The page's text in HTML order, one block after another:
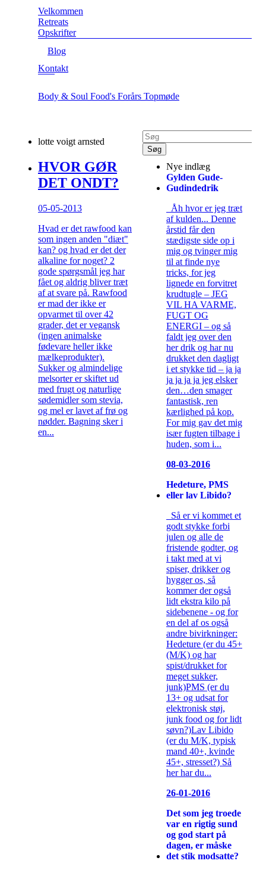
Velkommen
Retreats
Opskrifter
Blog
Kontakt
Body & Soul Food's Forårs Topmøde
lotte voigt arnsted
HVOR GØR
DET ONDT?
05-05-2013
Hvad er det rawfood kan
som ingen anden "diæt"
kan? og hvad er det der
alkaline for noget? 2
gode spørgsmål jeg har
fået og aldrig bliver træt
af at svare på. Rawfood
er mad der ikke er
opvarmet til over 42
grader, det er vegansk
(ingen animalske
fødevare heller ikke
mælkeprodukter).
Sukker og almindelige
melsorter er skiftet ud
med frugt og naturlige
sødemidler som stevia,
og mel er lavet af frø og
nødder. Bagning sker i
en...
Nye indlæg
Gylden Gude-
Gudindedrik
Åh hvor er jeg træt
af kulden... Denne
årstid får den
stædigste side op i
mig og tvinger mig
til at finde nye
tricks, for jeg
lignede en forvitret
krudtugle – JEG
VIL HA VARME,
FUGT OG
ENERGI – og så
faldt jeg over den
her drik og har nu
drukket den dagligt
i et stykke tid – ja ja
ja ja ja ja jeg elsker
den…den smager
fantastisk, ren
kærlighed på kop.
For mig gav det mig
især fugten tilbage i
huden, som i...
08-03-2016
Hedeture, PMS
eller lav Libido?
Så er vi kommet et
godt stykke forbi
julen og alle de
fristende godter, og
i takt med at vi
spiser, drikker og
hygger os, så
kommer der også
lidt ekstra kilo på
sidebenene - og for
en del af os også
andre bivirkninger:
Hedeture (er du 45+
(M/K) og har
spist/drukket for
meget sukker,
junk)PMS (er du
13+ og udsat for
elektronisk støj,
junk food og for lidt
søvn?)Lav Libido
(er du M/K, typisk
mand 40+, kvinde
45+, stresset?) Så
her har du...
26-01-2016
Det som jeg troede
var en rigtig sund
og god start på
dagen, er måske
det stik modsatte?